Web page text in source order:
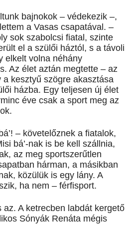
bajnokok – védekezik –,
a Vasas csapatával. –
sok szabolcsi fiatal, szinte
el a szülői háztól, s a távoli
elkelt volna néhány
Az élet aztán megtette – az
a kesztyű szögre akasztása
házba. Egy teljesen új élet
éve csak a sport meg az
– követelőznek a fiatalok,
bá’-nak is be kell szállnia,
az meg sportszerűtlen
hárman, a másikban
közülük is egy lány. A
ha nem – férfisport.
az. A ketrecben labdát kergető
Sónyák Renáta mégis